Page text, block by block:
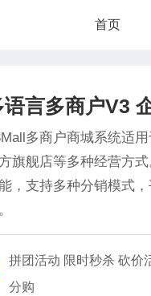
首页
语言多商户V3
多商户商城系统适
旗舰店等多种经营方
，支持多种分销模式
拼团活动 限时秒杀 砍价
分购